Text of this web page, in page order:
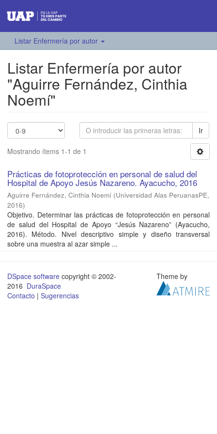
Listar Enfermería por autor
Listar Enfermería por autor
"Aguirre Fernández, Cinthia
Noemí"
Ir
Mostrando ítems 1-1 de 1
Prácticas de fotoprotección en personal de salud del
Hospital de Apoyo Jesús Nazareno. Ayacucho, 2016
Aguirre Fernández, Cinthia Noemí (Universidad Alas PeruanasPE,
2016)
Objetivo. Determinar las prácticas de fotoprotección en personal
de salud del Hospital de Apoyo “Jesús Nazareno” (Ayacucho,
2016). Método. Nivel descriptivo simple y diseño transversal
sobre una muestra al azar simple ...
DSpace software copyright © 2002-
2016 DuraSpace
Contacto | Sugerencias
Theme by